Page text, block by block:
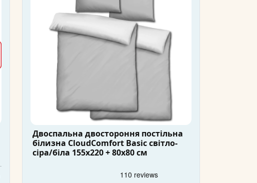
Двоспальна двостороння постільна
білизна CloudComfort Basic світло-
сіра/біла 155x220 + 80x80 см